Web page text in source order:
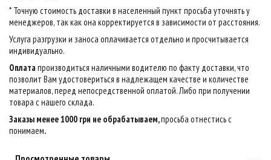
* Точную стоимость доставки в населенный пункт просьба уточнять у
менеджеров, так как она корректируется в зависимости от расстояния.
Услуга разгрузки и заноса оплачивается отдельно и просчитывается
индивидуально.
Оплатапроизводиться наличными водителю по факту доставки, что
позволит Вам удостовериться в надлежащем качестве и количестве
материалов, перед непосредственной оплатой. Либо при получении
товара с нашего склада.
Заказы менее 1000 грн не обрабатываем,просьба отнестись с
понимаем.